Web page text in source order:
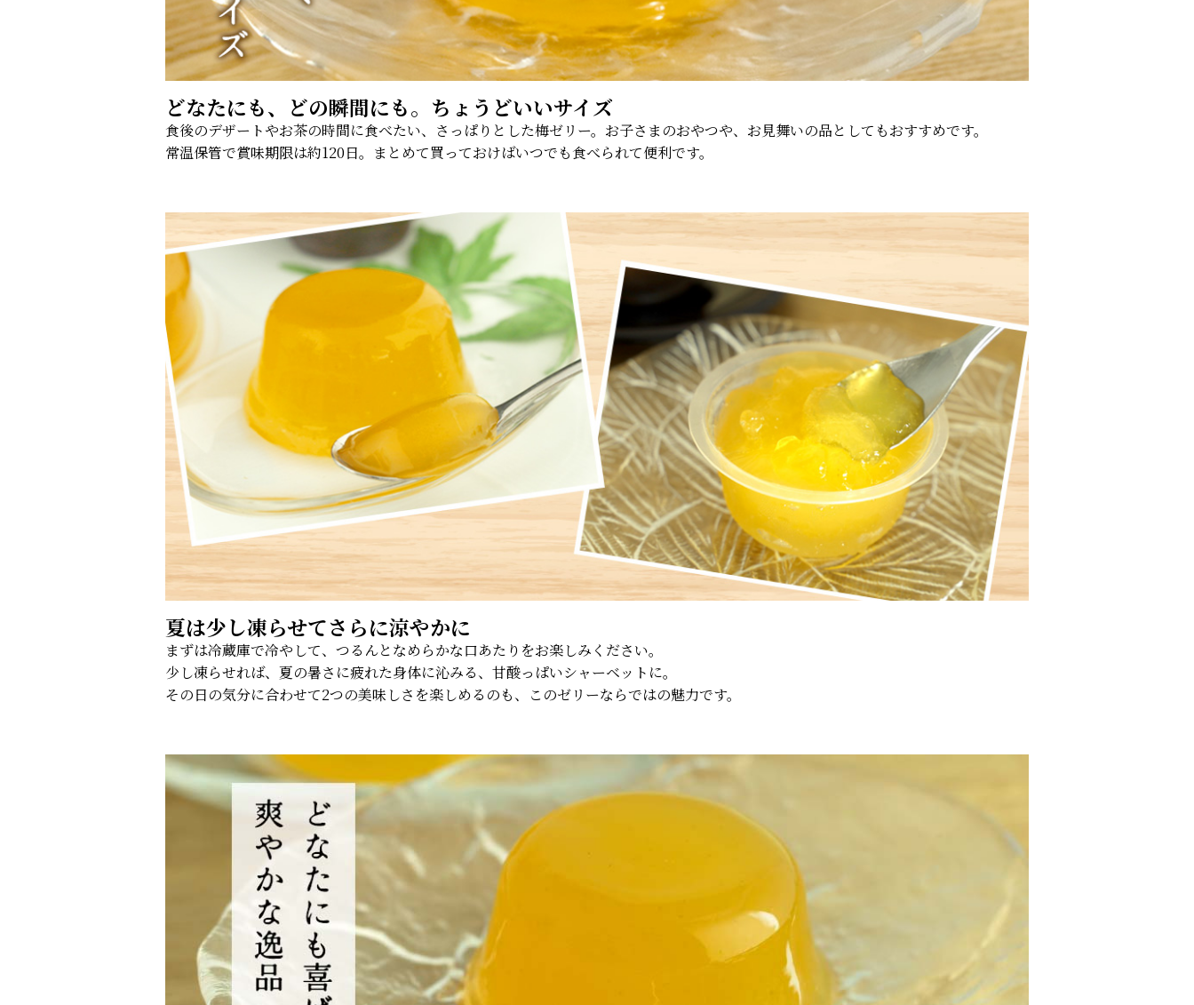
どなたにも、どの瞬間にも。ちょうどいいサイズ
食後のデザートやお茶の時間に食べたい、さっぱりとした梅ゼリー。お子さまのおやつや、お見舞いの品としてもおすすめです。
常温保管で賞味期限は約120日。まとめて買っておけばいつでも食べられて便利です。
夏は少し凍らせてさらに涼やかに
まずは冷蔵庫で冷やして、つるんとなめらかな口あたりをお楽しみください。
少し凍らせれば、夏の暑さに疲れた身体に沁みる、甘酸っぱいシャーベットに。
その日の気分に合わせて2つの美味しさを楽しめるのも、このゼリーならではの魅力です。